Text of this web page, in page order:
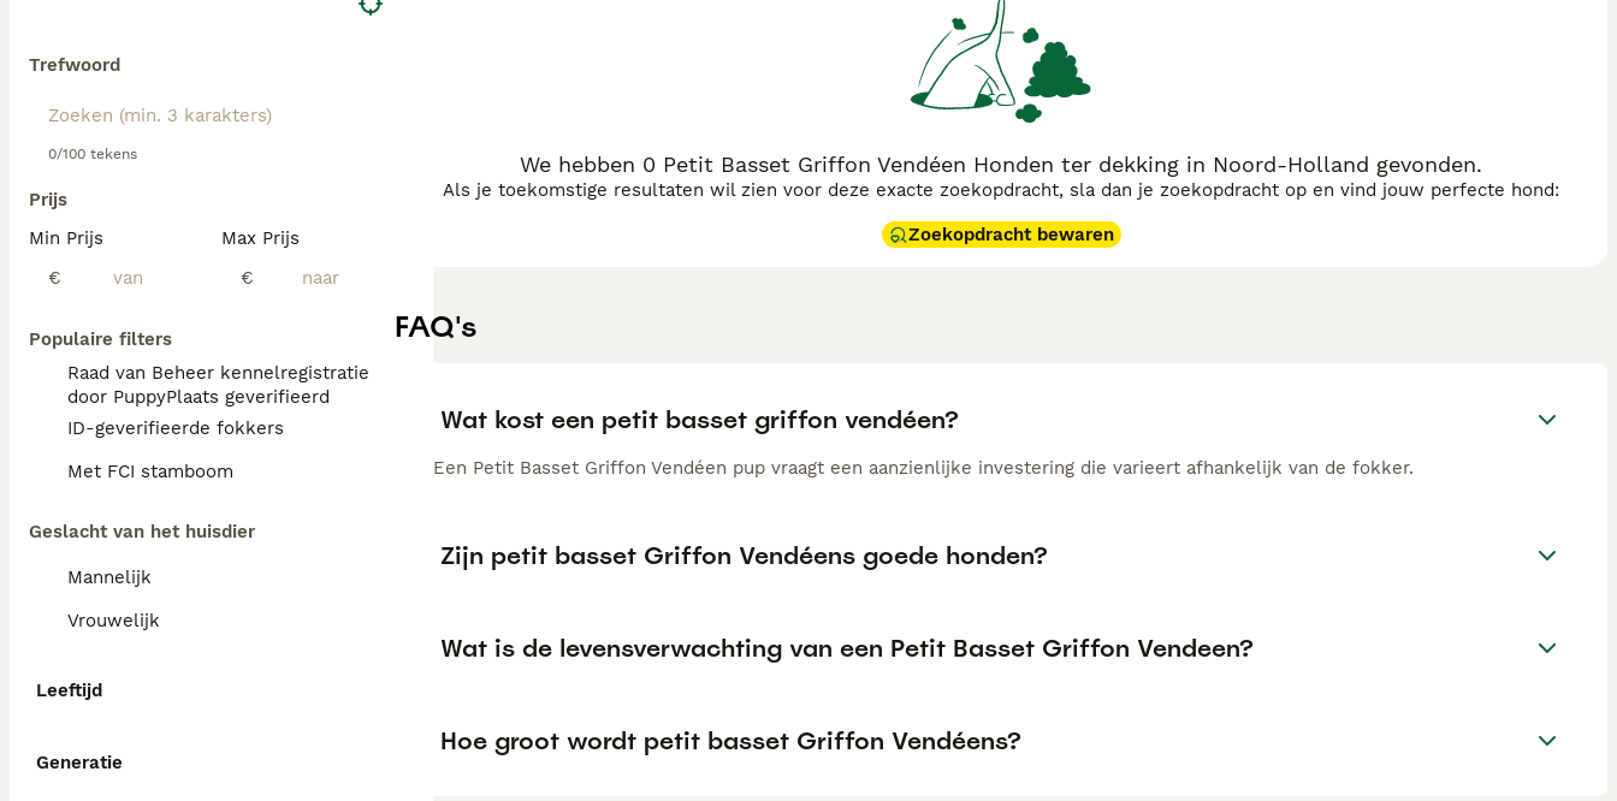
Trefwoord
0/100 tekens
Prijs
Min Prijs
€
Max Prijs
€
Populaire filters
Raad van Beheer kennelregistratie
door PuppyPlaats geverifieerd
ID-geverifieerde fokkers
Met FCI stamboom
Geslacht van het huisdier
Mannelijk
Vrouwelijk
Leeftijd
Generatie
voor informatie over dit hondenras.
We hebben 0 Petit Basset Griffon Vendéen Honden ter dekking in Noord-Holland gevonden.
Als je toekomstige resultaten wil zien voor deze exacte zoekopdracht, sla dan je zoekopdracht op en vind jouw perfecte hond:
Zoekopdracht bewaren
FAQ's
Wat kost een petit basset griffon vendéen?
Een Petit Basset Griffon Vendéen pup vraagt een aanzienlijke investering die varieert afhankelijk van de fokker.
Zijn petit basset Griffon Vendéens goede honden?
Wat is de levensverwachting van een Petit Basset Griffon Vendeen?
Hoe groot wordt petit basset Griffon Vendéens?